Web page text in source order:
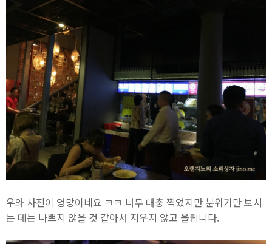
우와 사진이 엉망이네요 ㅋㅋ 너무 대충 찍었지만 분위기만 보시
는 데는 나쁘지 않을 것 같아서 지우지 않고 올립니다.